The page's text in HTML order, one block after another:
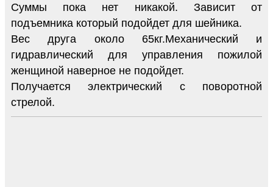
Суммы пока нет никакой. Зависит от
подъемника который подойдет для шейника.
Вес друга около 65кг.Механический и
гидравлический для управления пожилой
женщиной наверное не подойдет.
Получается электрический с поворотной
стрелой.